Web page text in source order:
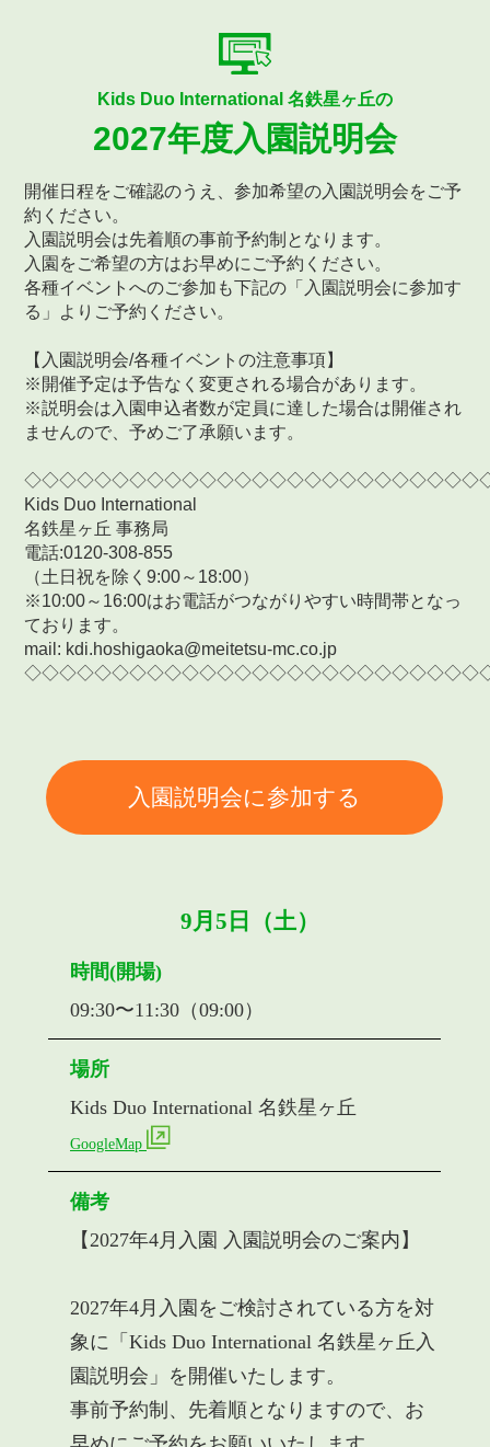
Kids Duo International 名鉄星ヶ丘の
2027年度入園説明会
開催日程をご確認のうえ、参加希望の入園説明会をご予
約ください。
入園説明会は先着順の事前予約制となります。
入園をご希望の方はお早めにご予約ください。
各種イベントへのご参加も下記の「入園説明会に参加す
る」よりご予約ください。
【入園説明会/各種イベントの注意事項】
※開催予定は予告なく変更される場合があります。
※説明会は入園申込者数が定員に達した場合は開催され
ませんので、予めご了承願います。
Kids Duo International
名鉄星ヶ丘 事務局
電話:0120-308-855
（土日祝を除く9:00～18:00）
※10:00～16:00はお電話がつながりやすい時間帯となっ
ております。
mail: kdi.hoshigaoka@meitetsu-mc.co.jp